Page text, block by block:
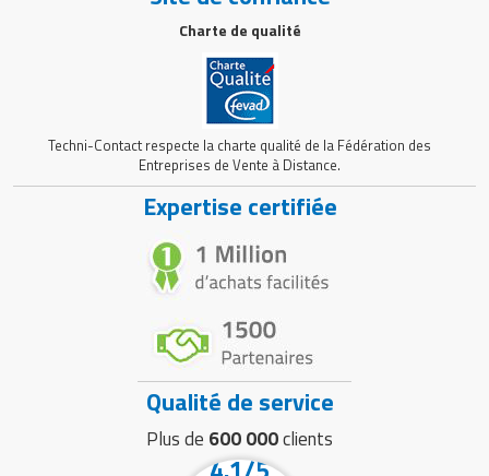
Charte de qualité
Techni-Contact respecte la charte qualité de la Fédération des
Entreprises de Vente à Distance.
Expertise certifiée
Qualité de service
Plus de 600 000clients